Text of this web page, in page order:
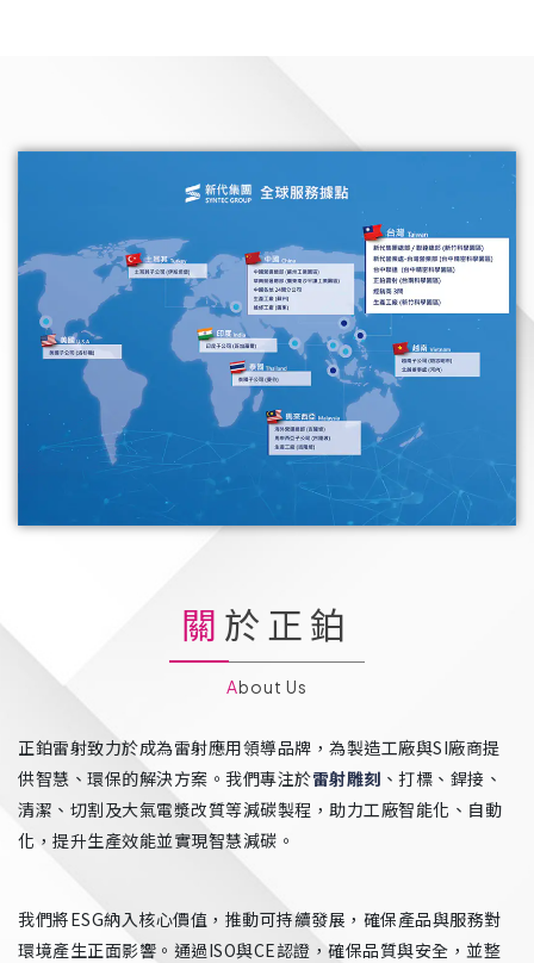
關於正鉑
About Us
正鉑雷射致力於成為雷射應用領導品牌，為製造工廠與SI廠商提
供智慧、環保的解決方案。我們專注於雷射雕刻 、打標、銲接、
清潔、切割及大氣電漿改質等減碳製程，助力工廠智能化、自動
化，提升生產效能並實現智慧減碳。
我們將ESG納入核心價值，推動可持續發展，確保產品與服務對
環境產生正面影響。通過ISO與CE認證，確保品質與安全，並整